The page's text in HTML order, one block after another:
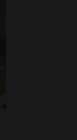
4